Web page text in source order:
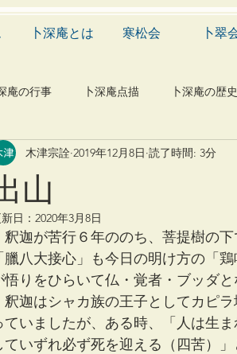
卜深庵とは 寒松会 卜翠
庵の行事 卜深庵点描 卜深庵の歴史
詩 俳諧 文学 有職 民俗
築 造園
山
木津宗詮 2019年12月8日 読了時間: 3分
日： 2020年3月8日
釈迦が苦行６年ののち、菩提樹の
臘八大接心」も今日の明け方の「
悟りをひらいて仏・覚者・ブッダ
釈迦はシャカ族の王子としてカピ
ていましたが、ある時、「人は生
ていずれ必ず死を迎える（四苦）